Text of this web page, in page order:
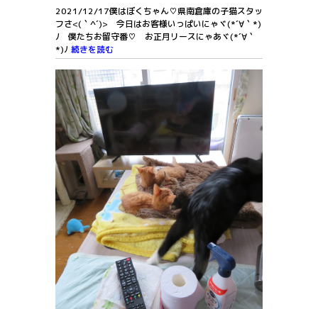
2021/12/17僕はぼくちゃん♡県南倉庫の子猫スタッ
フさ<(｀^´)> 今日はお客様いっぱいにゃヾ(*´∀｀*)
ﾉ 僕たちお留守番♡ お正月リースにゃあヾ(*´∀｀
*)ﾉ 続きを読む